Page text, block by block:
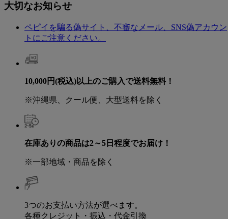
大切なお知らせ
ペピイを騙る偽サイト、不審なメール、SNS偽アカウン
トにご注意ください。
10,000円(税込)以上のご購入で送料無料！
※沖縄県、クール便、大型送料を除く
在庫ありの商品は2～5日程度でお届け！
※一部地域・商品を除く
3つのお支払い方法が選べます。
各種クレジット・振込・代金引換